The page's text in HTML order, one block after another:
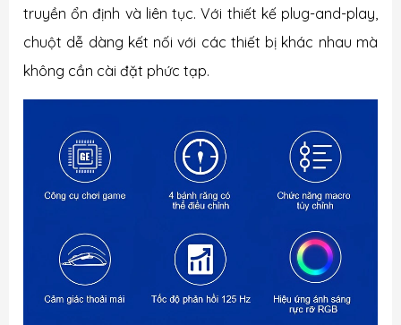
truyền ổn định và liên tục. Với thiết kế plug-and-play,
chuột dễ dàng kết nối với các thiết bị khác nhau mà
không cần cài đặt phức tạp.